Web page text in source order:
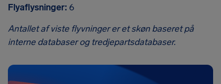
Flyaflysninger: 6
Antallet af viste flyvninger er et skøn baseret på
interne databaser og tredjepartsdatabaser.